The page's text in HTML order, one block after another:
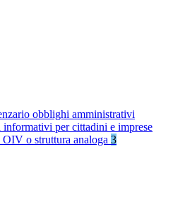
obblighi amministrativi
informativi per cittadini e imprese
o struttura analoga 3